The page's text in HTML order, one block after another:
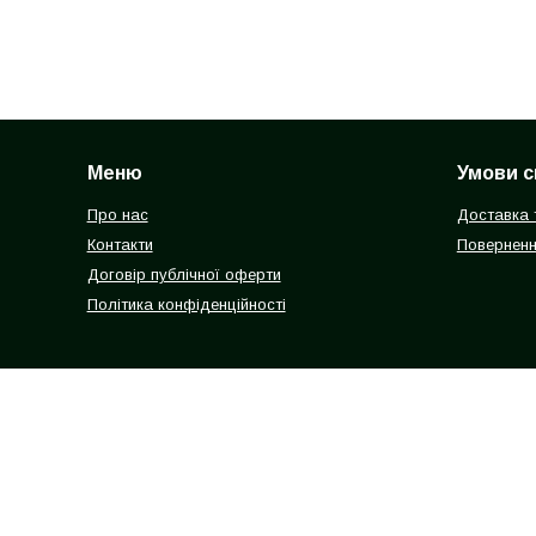
Меню
Про нас
Контакти
Договір публічної оферти
Політика конфіденційності
Умови
Доставка